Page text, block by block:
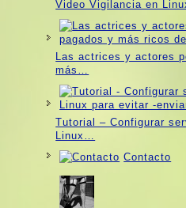
Video Vigilancia en
Las actrices y actores
más…
Tutorial – Configurar
Linux…
Contacto